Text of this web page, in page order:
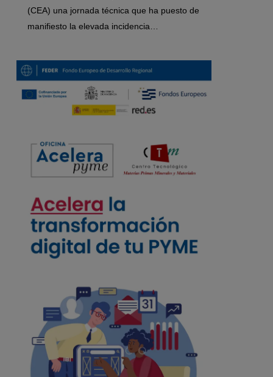
(CEA) una jornada técnica que ha puesto de
manifiesto la elevada incidencia…
0